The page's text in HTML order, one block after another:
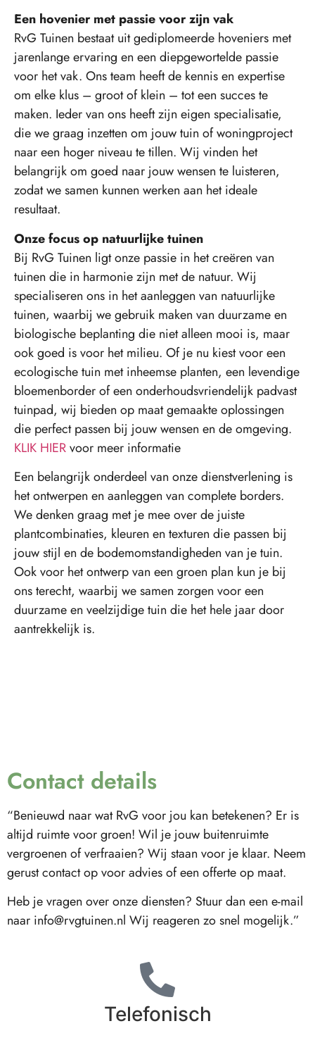
Een hovenier met passie voor zijn vak
RvG Tuinen bestaat uit gediplomeerde hoveniers met
jarenlange ervaring en een diepgewortelde passie
voor het vak. Ons team heeft de kennis en expertise
om elke klus – groot of klein – tot een succes te
maken. Ieder van ons heeft zijn eigen specialisatie,
die we graag inzetten om jouw tuin of woningproject
naar een hoger niveau te tillen. Wij vinden het
belangrijk om goed naar jouw wensen te luisteren,
zodat we samen kunnen werken aan het ideale
resultaat.
Onze focus op natuurlijke tuinen
Bij RvG Tuinen ligt onze passie in het creëren van
tuinen die in harmonie zijn met de natuur. Wij
specialiseren ons in het aanleggen van natuurlijke
tuinen, waarbij we gebruik maken van duurzame en
biologische beplanting die niet alleen mooi is, maar
ook goed is voor het milieu. Of je nu kiest voor een
ecologische tuin met inheemse planten, een levendige
bloemenborder of een onderhoudsvriendelijk padvast
tuinpad, wij bieden op maat gemaakte oplossingen
die perfect passen bij jouw wensen en de omgeving.
KLIK HIERvoor meer informatie
Een belangrijk onderdeel van onze dienstverlening is
het ontwerpen en aanleggen van complete borders.
We denken graag met je mee over de juiste
plantcombinaties, kleuren en texturen die passen bij
jouw stijl en de bodemomstandigheden van je tuin.
Ook voor het ontwerp van een groen plan kun je bij
ons terecht, waarbij we samen zorgen voor een
duurzame en veelzijdige tuin die het hele jaar door
aantrekkelijk is.
Contact details
“Benieuwd naar wat RvG voor jou kan betekenen? Er is
altijd ruimte voor groen! Wil je jouw buitenruimte
vergroenen of verfraaien? Wij staan voor je klaar. Neem
gerust contact op voor advies of een offerte op maat.
Heb je vragen over onze diensten? Stuur dan een e-mail
naar info@rvgtuinen.nl Wij reageren zo snel mogelijk.”
Telefonisch